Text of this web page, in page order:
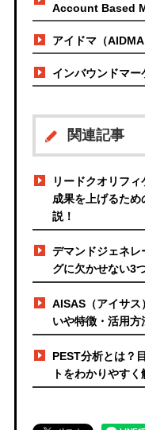
Account Based
アイドマ（AIDMA
インバウンドマ
関連記事
リードクオリフィ
成果を上げるた
説！
デマンドジェネ
グに欠かせない3
AISAS（アイサ
いや特徴・活用
PEST分析とは？
トをわかりやすく